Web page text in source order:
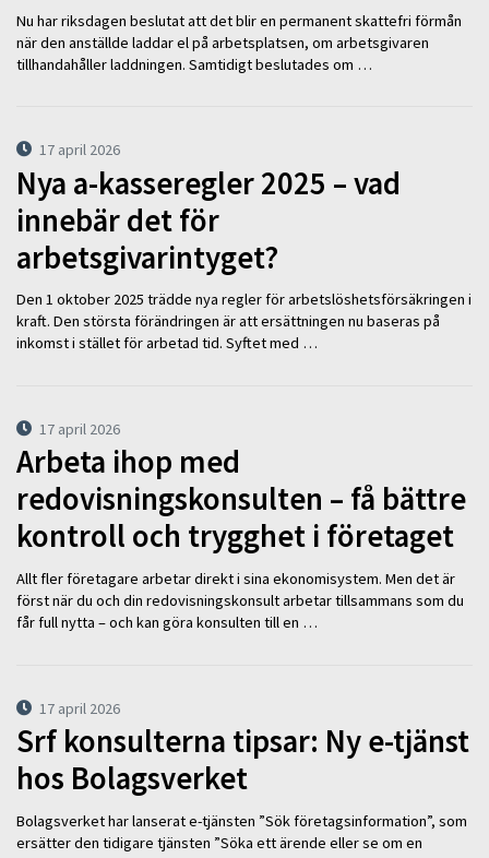
Nu har riksdagen beslutat att det blir en permanent skattefri förmån
när den anställde laddar el på arbetsplatsen, om arbetsgivaren
tillhandahåller laddningen. Samtidigt beslutades om …
17 april 2026
Nya a-kasseregler 2025 – vad
innebär det för
arbetsgivarintyget?
Den 1 oktober 2025 trädde nya regler för arbetslöshetsförsäkringen i
kraft. Den största förändringen är att ersättningen nu baseras på
inkomst i stället för arbetad tid. Syftet med …
17 april 2026
Arbeta ihop med
redovisningskonsulten – få bättre
kontroll och trygghet i företaget
Allt fler företagare arbetar direkt i sina ekonomisystem. Men det är
först när du och din redovisningskonsult arbetar tillsammans som du
får full nytta – och kan göra konsulten till en …
17 april 2026
Srf konsulterna tipsar: Ny e-tjänst
hos Bolagsverket
Bolagsverket har lanserat e-tjänsten ”Sök företagsinformation”, som
ersätter den tidigare tjänsten ”Söka ett ärende eller se om en